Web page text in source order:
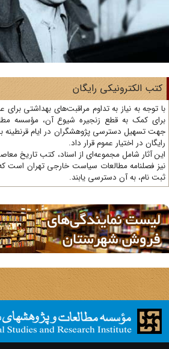
الکترونیکی رایگان
کمک به قطع زنجیره شیوع آن، مؤسسه
تسهیل دسترسی پژوهشگران در ایام قرنطینه
در اختیار عموم قرار داد.
آثار شامل مجموعه‌ای از اسناد، کتب تاریخ
فصلنامه مطالعات سیاست خارجی تهران است که
نام، به آن دسترسی یابند.